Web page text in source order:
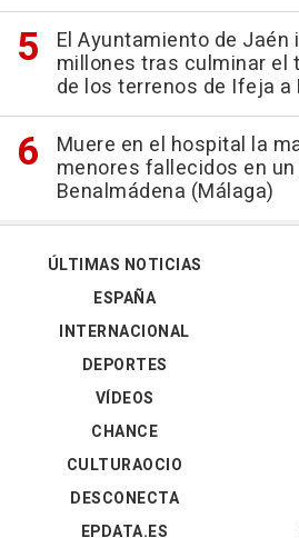
El Ayuntamiento de Jaén
millones tras culminar el
de los terrenos de Ifeja a
Muere en el hospital la
menores fallecidos en
Benalmádena (Málaga)
ÚLTIMAS NOTICIAS
ESPAÑA
INTERNACIONAL
DEPORTES
VÍDEOS
CHANCE
CULTURAOCIO
DESCONECTA
EPDATA.ES